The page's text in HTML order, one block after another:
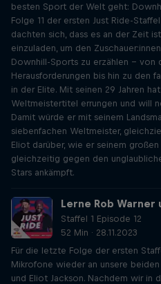
besten Sport der Welt geht:
Folge 11 der ersten Just Ride-
dachten sich, dass es an der Zeit
einzuladen, um den
Downhill-Sports zu erzählen - von
Herausforderungen bis hin zu den
in der Elite. Mit seinen 29 Jahren
Weltmeistertitel errungen und will
Damit würde er mit seinem
siebenfachen Weltmeister,
Eliot darüber, wie er seinem
gleichzeitig gegen den
Stars ankämpft.
Lerne Rob Warner
Staffel 1 Episode 12
52 Min · 28.11.2023
Für die letzte Folge der ersten
Mikrofone wieder an unsere
und Eliot Jackson. Nachdem wir in